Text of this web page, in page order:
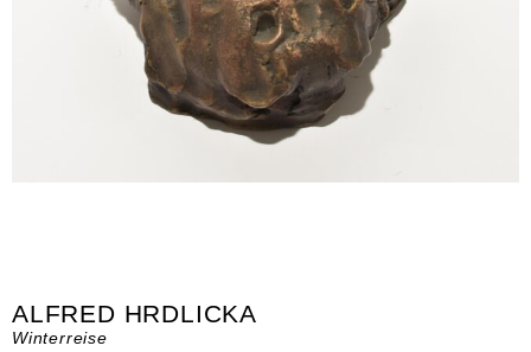
ALFRED HRDLICKA
Winterreise